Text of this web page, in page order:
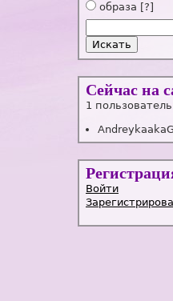
образа [?]
Сейчас на
1
Войти